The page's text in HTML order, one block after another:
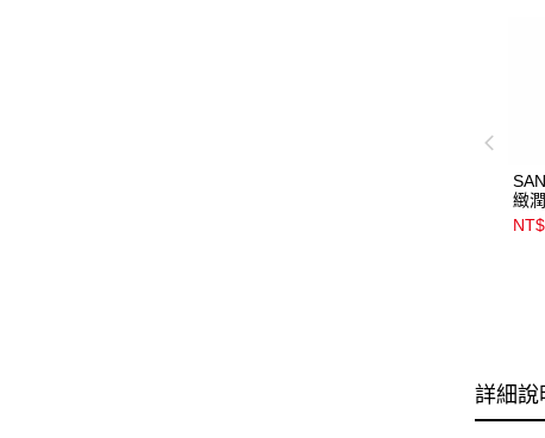
緻
50g
詳細說